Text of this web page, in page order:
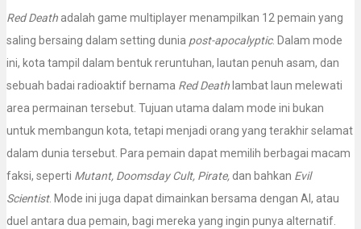
Red Death adalah game multiplayer menampilkan 12 pemain yang
saling bersaing dalam setting dunia post-apocalyptic. Dalam mode
ini, kota tampil dalam bentuk reruntuhan, lautan penuh asam, dan
sebuah badai radioaktif bernama Red Death lambat laun melewati
area permainan tersebut. Tujuan utama dalam mode ini bukan
untuk membangun kota, tetapi menjadi orang yang terakhir selamat
dalam dunia tersebut. Para pemain dapat memilih berbagai macam
faksi, seperti Mutant, Doomsday Cult, Pirate, dan bahkan Evil
Scientist. Mode ini juga dapat dimainkan bersama dengan AI, atau
duel antara dua pemain, bagi mereka yang ingin punya alternatif.